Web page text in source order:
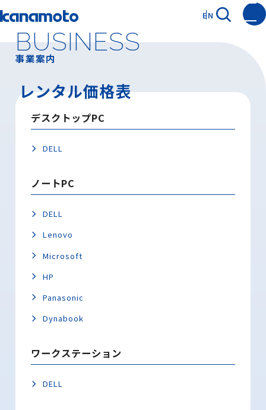
EN
BUSINESS
事業案内
レンタル価格表
デスクトップPC
DELL
ノートPC
DELL
Lenovo
Microsoft
HP
Panasonic
Dynabook
ワークステーション
DELL